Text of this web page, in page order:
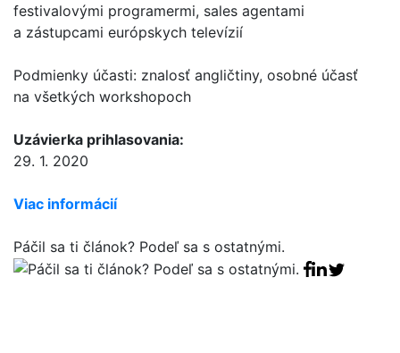
festivalovými programermi, sales agentami
a zástupcami európskych televízií
Podmienky účasti: znalosť angličtiny, osobné účasť
na všetkých workshopoch
Uzávierka prihlasovania:
29. 1. 2020
Viac informácií
Páčil sa ti článok? Podeľ sa s ostatnými.
Facebook
Linkedin
Tweet